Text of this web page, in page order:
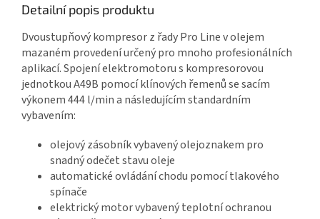
Detailní popis produktu
Dvoustupňový kompresor z řady Pro Line v olejem
mazaném provedení určený pro mnoho profesionálních
aplikací. Spojení elektromotoru s kompresorovou
jednotkou A49B pomocí klínových řemenů se sacím
výkonem 444 l/min a následujícím standardním
vybavením:
olejový zásobník vybavený olejoznakem pro
snadný odečet stavu oleje
automatické ovládání chodu pomocí tlakového
spínače
elektrický motor vybavený teplotní ochranou